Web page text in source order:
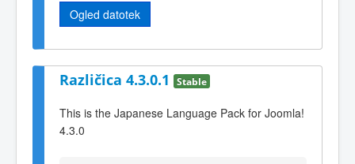
Ogled datotek
Različica 4.3.0.1 Stable
This is the Japanese Language Pack for Joomla!
4.3.0